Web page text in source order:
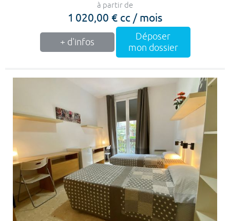
à partir de
1 020,00 € cc / mois
+ d'infos
Déposer
mon dossier